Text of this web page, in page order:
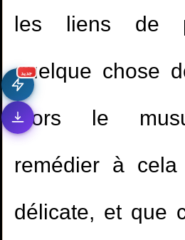
جديد
les liens de
quelque chose
alors le
remédier à
délicate, et que